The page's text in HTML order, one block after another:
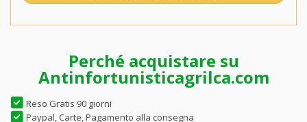
Perché acquistare su
Antinfortunisticagrilca.com
Reso Gratis 90 giorni
Paypal, Carte, Pagamento alla consegna